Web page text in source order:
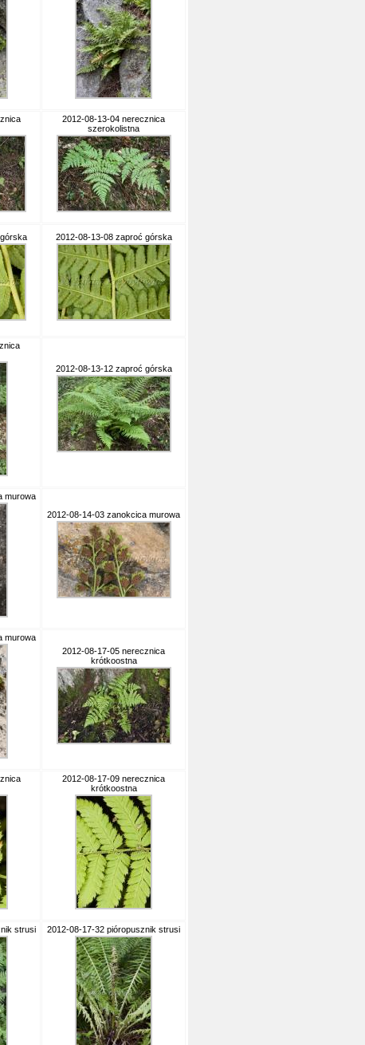
2012-08-13-04 nerecznica
szerokolistna
2012-08-13-08 zaproć górska
2012-08-13-12 zaproć górska
murowa
2012-08-14-03 zanokcica murowa
murowa
2012-08-17-05 nerecznica
krótkoostna
2012-08-17-09 nerecznica
krótkoostna
strusi 2012-08-17-32 pióropusznik strusi